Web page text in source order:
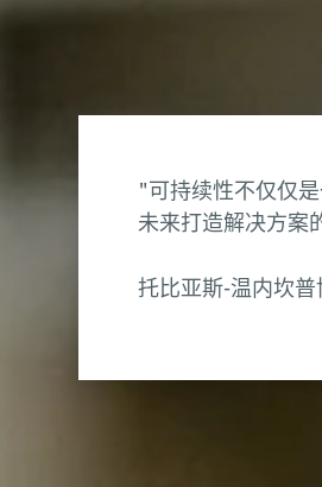
"可持续性不仅仅
未来打造解决方案
托比亚斯-温内坎